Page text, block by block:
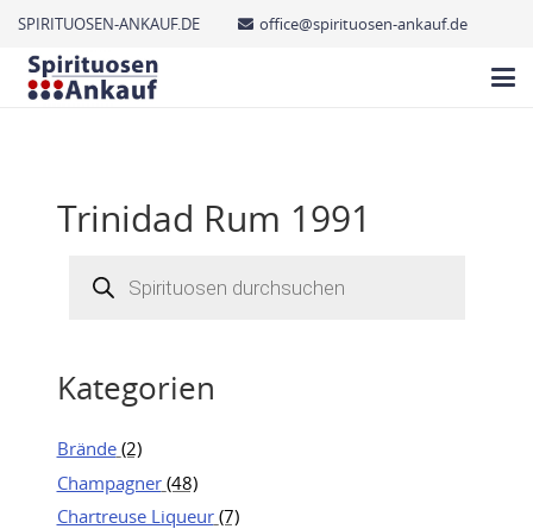
SPIRITUOSEN-ANKAUF.DE office@spirituosen-ankauf.de
Trinidad Rum 1991
search
Kategorien
Brände (2)
Champagner (48)
Chartreuse Liqueur (7)